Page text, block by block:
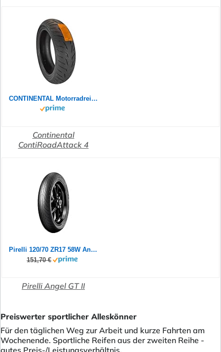
CONTINENTAL Motorradreifen 190/55 ZR 17 M/C TL (75W) CONTIROADATTACK 4 GT
Continental
ContiRoadAttack 4
Pirelli 120/70 ZR17 58W Angel GT II (A)
151,70 €
Pirelli Angel GT II
Preiswerter sportlicher Alleskönner
Für den täglichen Weg zur Arbeit und kurze Fahrten am
Wochenende. Sportliche Reifen aus der zweiten Reihe -
gutes Preis-/Leistungsverhältnis.